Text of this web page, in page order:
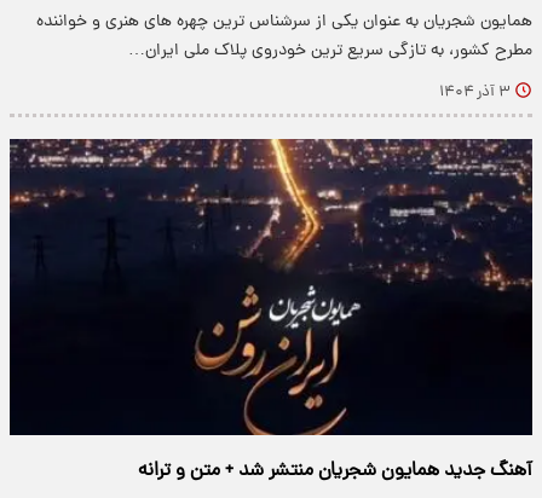
همایون شجریان به عنوان یکی از سرشناس ترین چهره های هنری و خواننده
مطرح کشور، به تازگی سریع ترین خودروی پلاک ملی ایران…
۳ آذر ۱۴۰۴
آهنگ جدید همایون شجریان منتشر شد +‌ متن و ترانه